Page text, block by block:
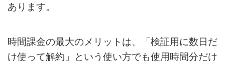
あります。
時間課金の最大のメリットは、「検証用に数日だ
け使って解約」という使い方でも使用時間分だけ